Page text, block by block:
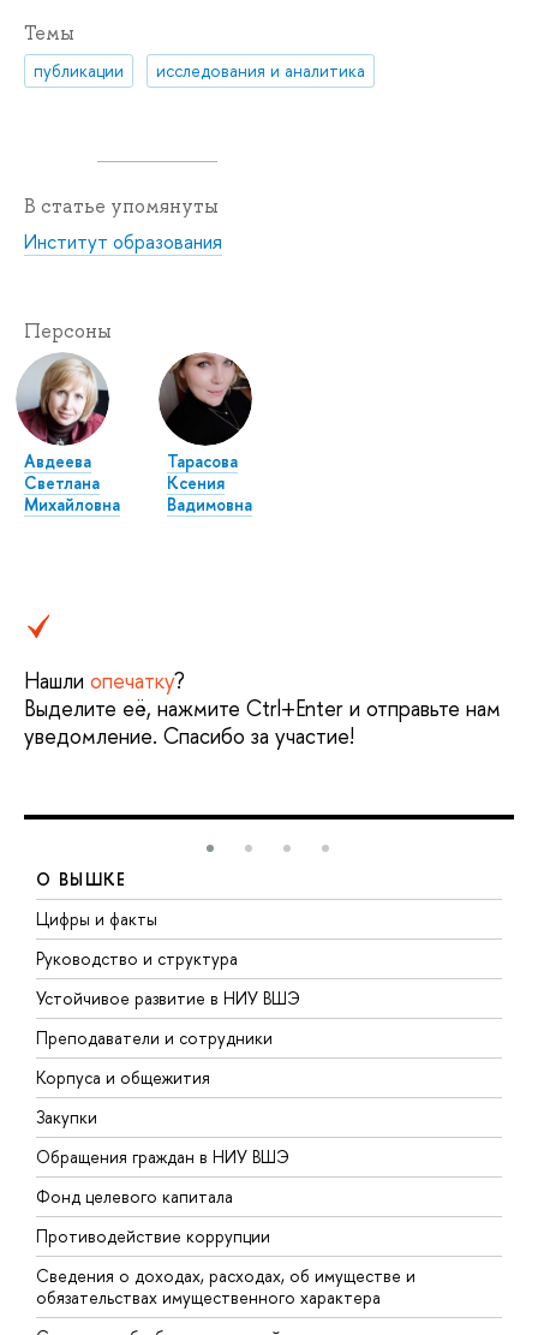
Темы
публикации исследования и аналитика
В статье упомянуты
Институт образования
Персоны
Авдеева
Светлана
Михайловна
Тарасова
Ксения
Вадимовна
Нашли опечатку?
Выделите её, нажмите Ctrl+Enter и отправьте нам
уведомление. Спасибо за участие!
О ВЫШКЕ
Цифры и факты
Руководство и структура
Устойчивое развитие в НИУ ВШЭ
Преподаватели и сотрудники
Корпуса и общежития
Закупки
Обращения граждан в НИУ ВШЭ
Фонд целевого капитала
Противодействие коррупции
Сведения о доходах, расходах, об имуществе и
обязательствах имущественного характера